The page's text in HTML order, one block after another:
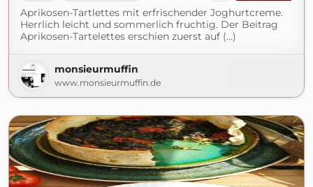
Aprikosen-Tartlettes mit erfrischender Joghurtcreme.
Herrlich leicht und sommerlich fruchtig. Der Beitrag
Aprikosen-Tartelettes erschien zuerst auf (...)
monsieurmuffin
www.monsieurmuffin.de